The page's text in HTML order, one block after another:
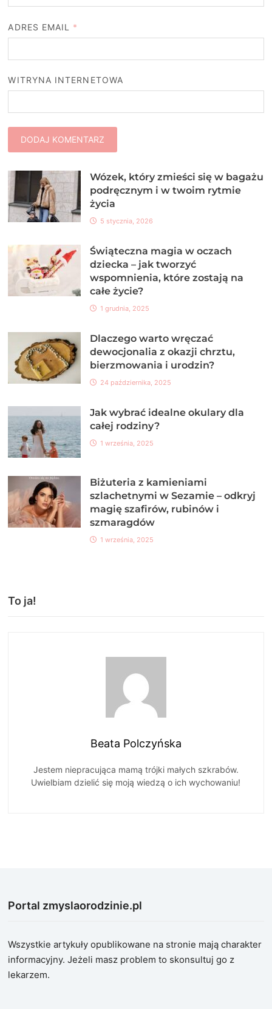
ADRES EMAIL *
WITRYNA INTERNETOWA
Wózek, który zmieści się w bagażu
podręcznym i w twoim rytmie
życia
5 stycznia, 2026
Świąteczna magia w oczach
dziecka – jak tworzyć
wspomnienia, które zostają na
całe życie?
1 grudnia, 2025
Dlaczego warto wręczać
dewocjonalia z okazji chrztu,
bierzmowania i urodzin?
24 października, 2025
Jak wybrać idealne okulary dla
całej rodziny?
1 września, 2025
Biżuteria z kamieniami
szlachetnymi w Sezamie – odkryj
magię szafirów, rubinów i
szmaragdów
1 września, 2025
To ja!
Beata Polczyńska
Jestem niepracująca mamą trójki małych szkrabów.
Uwielbiam dzielić się moją wiedzą o ich wychowaniu!
Portal zmyslaorodzinie.pl
Wszystkie artykuły opublikowane na stronie mają charakter
informacyjny. Jeżeli masz problem to skonsultuj go z
lekarzem.